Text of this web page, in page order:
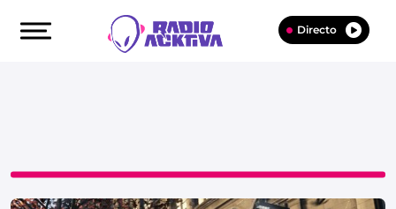
Directo